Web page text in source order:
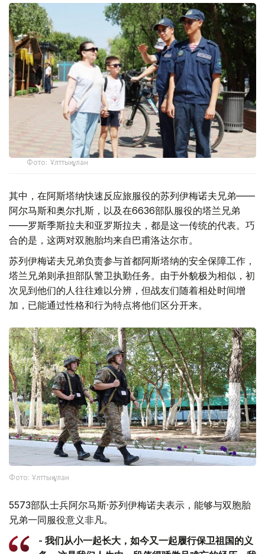
Фото: Ұлттық ұлан
其中，在阿斯塔纳快速反应旅服役的苏列伊梅诺夫兄弟——
阿尔马斯和奥尔扎斯，以及在6636部队服役的塔兰兄弟
——罗斯季斯拉夫和亚罗斯拉夫，都是这一传统的代表。巧
合的是，这两对双胞胎均来自巴甫洛达尔市。
苏列伊梅诺夫兄弟负责参与首都阿斯塔纳的安全保障工作，
塔兰兄弟则承担部队警卫执勤任务。由于外貌极为相似，初
次见到他们的人往往难以分辨，但战友们随着相处时间增
加，已能通过性格和行为特点将他们区分开来。
Фото: Ұлттық ұлан
5573部队士兵阿尔马斯·苏列伊梅诺夫表示，能够与双胞胎
兄弟一同服役意义非凡。
- 我们从小一起长大，如今又一起履行保卫祖国的义